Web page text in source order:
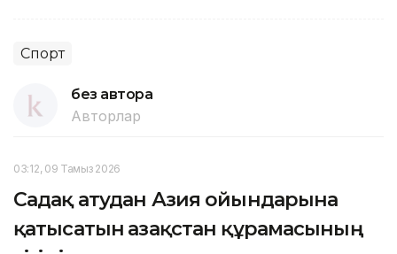
Спорт
без автора
Авторлар
03:12, 09 Тамыз 2026
Садақ атудан Азия ойындарына
қатысатын Қазақстан құрамасының